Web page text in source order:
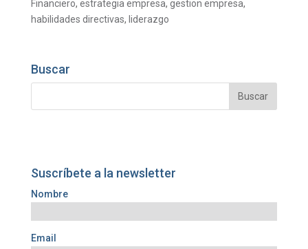
Financiero, estrategia empresa, gestion empresa,
habilidades directivas, liderazgo
Buscar
Suscríbete a la newsletter
Nombre
Email